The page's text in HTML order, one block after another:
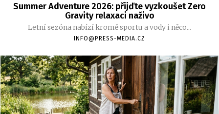
Summer Adventure 2026: přijďte vyzkoušet Zero
Gravity relaxaci naživo
Letní sezóna nabízí kromě sportu a vody i něco...
INFO@PRESS-MEDIA.CZ